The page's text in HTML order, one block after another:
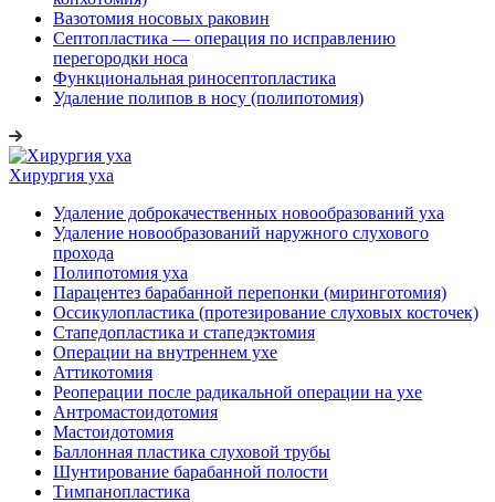
Вазотомия носовых раковин
Септопластика — операция по исправлению
перегородки носа
Функциональная риносептопластика
Удаление полипов в носу (полипотомия)
Хирургия уха
Удаление доброкачественных новообразований уха
Удаление новообразований наружного слухового
прохода
Полипотомия уха
Парацентез барабанной перепонки (миринготомия)
Оссикулопластика (протезирование слуховых косточек)
Стапедопластика и стапедэктомия
Операции на внутреннем ухе
Аттикотомия
Реоперации после радикальной операции на ухе
Антромастоидотомия
Мастоидотомия
Баллонная пластика слуховой трубы
Шунтирование барабанной полости
Тимпанопластика